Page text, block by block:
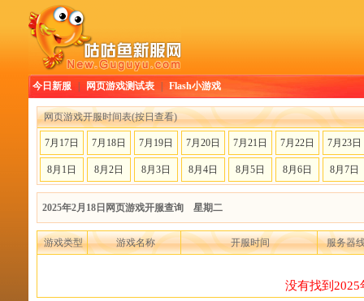
今日新服 网页游戏测试表 Flash小游戏
网页游戏开服时间表(按日查看)
7月17日 7月18日 7月19日 7月20日 7月21日 7月22日 7月23日
8月1日 8月2日 8月3日 8月4日 8月5日 8月6日 8月7日
2025年2月18日网页游戏开服查询 星期二
游戏类型 游戏名称 开服时间 服务器
没有找到